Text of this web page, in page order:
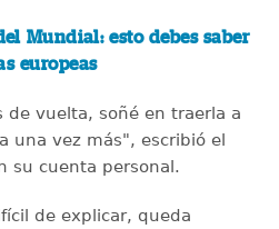
Mundial: esto debes saber
europeas
de vuelta, soñé en traerla a
una vez más", escribió el
su cuenta personal.
de explicar, queda